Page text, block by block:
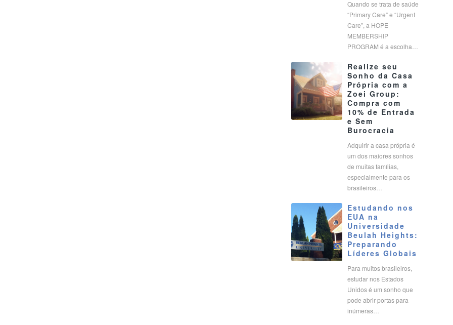
Quando se trata de saúde
“Primary Care” e “Urgent
Care”, a HOPE
MEMBERSHIP
PROGRAM é a escolha…
Realize seu
Sonho da Casa
Própria com a
Zoei Group:
Compra com
10% de Entrada
e Sem
Burocracia
Adquirir a casa própria é
um dos maiores sonhos
de muitas famílias,
especialmente para os
brasileiros…
Estudando nos
EUA na
Universidade
Beulah Heights:
Preparando
Líderes Globais
Para muitos brasileiros,
estudar nos Estados
Unidos é um sonho que
pode abrir portas para
inúmeras…